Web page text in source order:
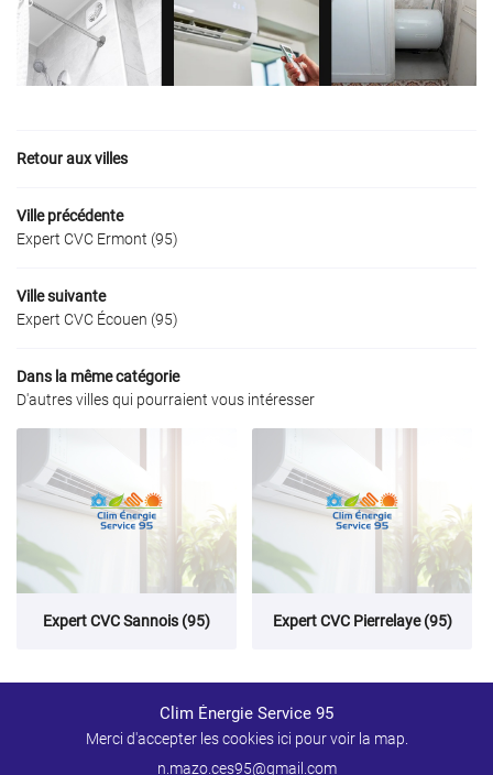
Retour aux villes
Ville précédente
Expert CVC Ermont (95)
Ville suivante
Expert CVC Écouen (95)
Dans la même catégorie
D'autres villes qui pourraient vous intéresser
Expert CVC Sannois (95) Expert CVC Pierrelaye (95)
Clim Énergie Service 95
Merci d'accepter les cookies ici pour voir la map.